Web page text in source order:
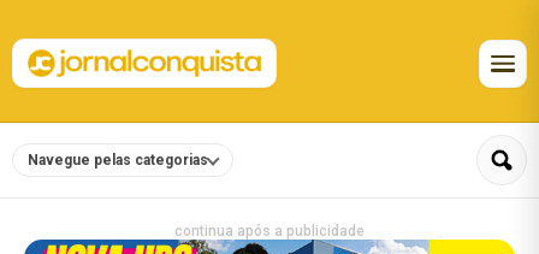
Navegue pelas categorias
continua após a publicidade